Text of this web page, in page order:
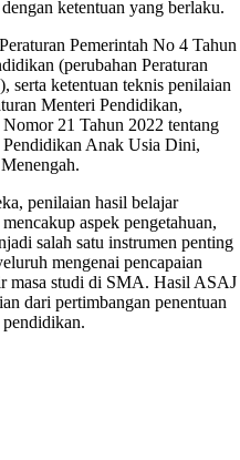
ketentuan yang berlaku.
Pemerintah No 4 Tahun
(perubahan Peraturan
serta ketentuan teknis penilaian
Menteri Pendidikan,
21 Tahun 2022 tentang
Pendidikan Anak Usia Dini,
penilaian hasil belajar
aspek pengetahuan,
salah satu instrumen penting
mengenai pencapaian
masa studi di SMA. Hasil ASAJ
dari pertimbangan penentuan